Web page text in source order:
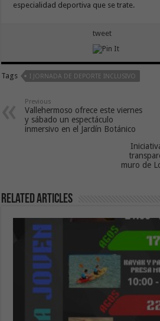
especialidad deportiva que se trate.
tweet
Tags I JORNADA DE DEPORTE INCLUSIVO
Previous
Vallehermoso ofrece este viernes
y sábado un espectáculo
inmersivo en el Jardín Botánico
muro de
Related Articles